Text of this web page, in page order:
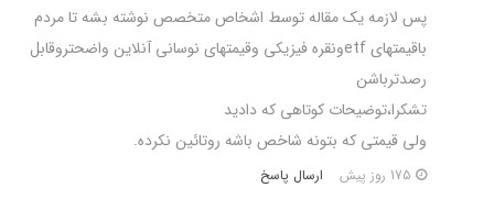
پس لازمه یک مقاله توسط اشخاص متخصص نوشته بشه تا مردم
باقیمتهای etfونقره فیزیکی وقیمتهای نوسانی آنلاین واضحتروقابل
رصدترباشن
تشکرا،توضیحات کوتاهی که دادید
ولی قیمتی که بتونه شاخص باشه روتائین نکرده.
ارسال پاسخ